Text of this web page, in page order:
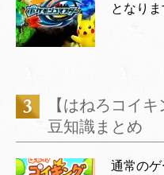
となり
【はねろコイ
豆知識まとめ
通常の